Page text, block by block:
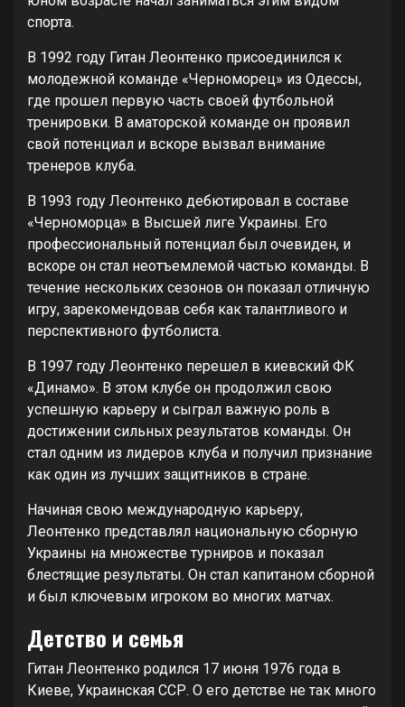
спорта.
В 1992 году Гитан Леонтенко присоединился к
молодежной команде «Черноморец» из Одессы,
где прошел первую часть своей футбольной
тренировки. В аматорской команде он проявил
свой потенциал и вскоре вызвал внимание
тренеров клуба.
В 1993 году Леонтенко дебютировал в составе
«Черноморца» в Высшей лиге Украины. Его
профессиональный потенциал был очевиден, и
вскоре он стал неотъемлемой частью команды. В
течение нескольких сезонов он показал отличную
игру, зарекомендовав себя как талантливого и
перспективного футболиста.
В 1997 году Леонтенко перешел в киевский ФК
«Динамо». В этом клубе он продолжил свою
успешную карьеру и сыграл важную роль в
достижении сильных результатов команды. Он
стал одним из лидеров клуба и получил признание
как один из лучших защитников в стране.
Начиная свою международную карьеру,
Леонтенко представлял национальную сборную
Украины на множестве турниров и показал
блестящие результаты. Он стал капитаном сборной
и был ключевым игроком во многих матчах.
Детство и семья
Гитан Леонтенко родился 17 июня 1976 года в
Киеве, Украинская ССР. О его детстве не так много